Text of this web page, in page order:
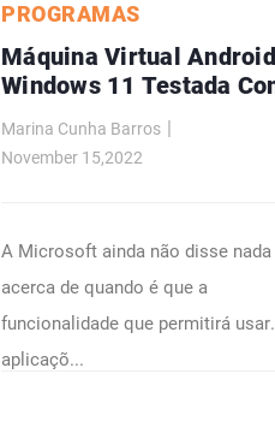
PROGRAMAS
Máquina Virtual
Windows 11 Testada
Geekbench
Marina Cunha Barros
November 15,2022
A Microsoft ainda não disse nada
acerca de quando é que a
funcionalidade que permitirá usar
aplicaçõ...